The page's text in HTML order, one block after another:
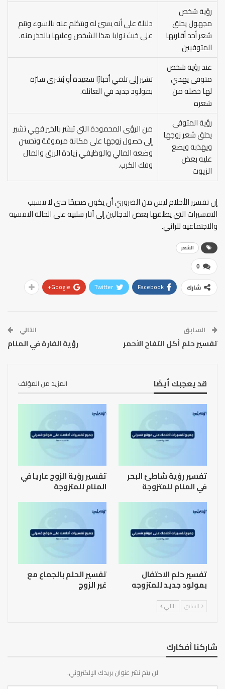
رؤية شخص
مجهول يحلق
شعر أحد أقاربها
المتوفيين
دلالة على أنه يسئ له ويتكلم عنه بالسوء وتنم
على خبث نوايا هذا الشخص وعليها بالحذر منه.
عند رؤية شخص
متوفى يهدي
لها خصلة من
شعره
تشير إلى تلقي أخبارًا سعيدة أو بُشرى سارّة
بمولود جديد في العائلة.
رؤية المتوفى
يحلق شعر زوجها
ويهذبه ويضع
عليه بعض
الزيوت
من الرؤى المحمودة التي تبشر بالخير فهي تشير
إلى حصول زوجها على مكانة مرموقة وتحسن
وضعه المالي والوظيفي زيادة الرزق والمال
وفك الكرب.
إن تفسير الأحلام ليس من الضروري أن يكون صحيحًا حتى لا تتسبب
التفسيرات التي يطلقها بعض الدجالين إلى آثار سلبية على الحالة النفسية
والاجتماعية للرائي.
الشعر
0
شارك Facebook
Twitter
Google+
السابق
تفسير حلم أكل التفاح الأحمر
التالي
رؤية الفارة في المنام
قد يعجبك أيضًا المزيد من المؤلف
تفسير رؤية شاطئ البحر
في المنام للمتزوجة
تفسير رؤية الزوج عاريا في
المنام للمتزوجة
تفسير حلم الاحتفال
بمولود جديد للمتزوجه
تفسير الحلم بالجماع مع
غير الزوج
السابق التالي
شاركنا أفكارك
لن يتم نشر عنوان بريدك الإلكتروني.